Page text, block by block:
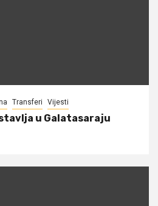
Transferi Vijesti
u Galatasaraju